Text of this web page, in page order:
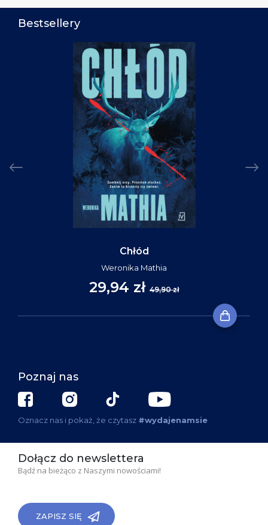
Bestsellery
Chłód
Weronika Mathia
29,94 zł 49,90 zł
Poznaj nas
Oznacz nas i pokaż, że czytasz #wydajenamsie
Dołącz do newslettera
Bądź na bieżąco z Naszymi nowościami!
ZAPISZ SIĘ